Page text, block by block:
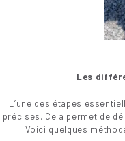
Les
L’une des étapes
précises. Cela permet de
Voici quelques